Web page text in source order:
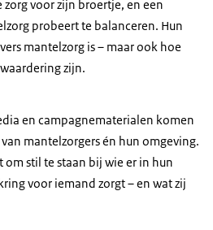
voor zijn broertje, en een
probeert te balanceren. Hun
mantelzorg is – maar ook hoe
zijn.
en campagnematerialen komen
mantelzorgers én hun omgeving.
stil te staan bij wie er in hun
voor iemand zorgt – en wat zij